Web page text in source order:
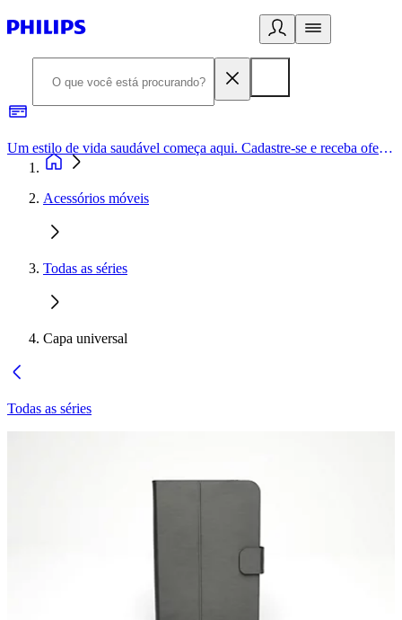
Um estilo de vida saudável começa aqui. Cadastre-se e receba ofertas exclusivas.
Acessórios móveis
Todas as séries
Capa universal
Todas as séries